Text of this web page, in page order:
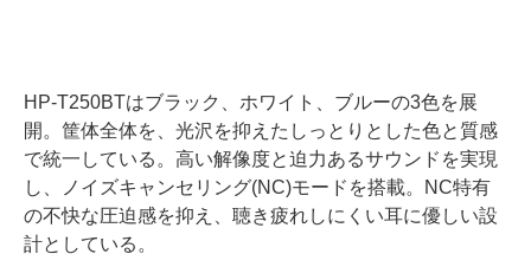
HP-T250BTはブラック、ホワイト、ブルーの3色を展
開。筐体全体を、光沢を抑えたしっとりとした色と質感
で統一している。高い解像度と迫力あるサウンドを実現
し、ノイズキャンセリング(NC)モードを搭載。NC特有
の不快な圧迫感を抑え、聴き疲れしにくい耳に優しい設
計としている。